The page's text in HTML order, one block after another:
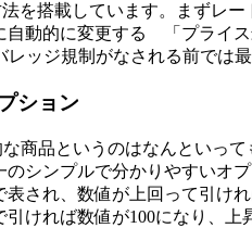
を搭載しています。まず
自動的に変更する 「プライ
レッジ規制がなされる前では
ション
商品というのはなんといって
シンプルで分かりやすいオ
され、数値が上回って引け
ければ数値が100になり、